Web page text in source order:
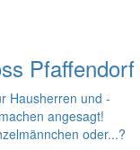
Pfaffendorf
Hausherren und -
angesagt!
oder...?